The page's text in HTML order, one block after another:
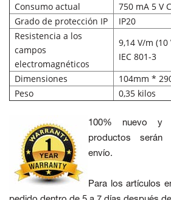
Consumo actual
750 mA 5 V
Grado de protección IP
IP20
Resistencia a los
campos
electromagnéticos
9,14 V/m
IEC 801-3
Dimensiones
104mm *
Peso
0,35 kilos
100% nuevo y
productos serán
envío.
Para los artículos